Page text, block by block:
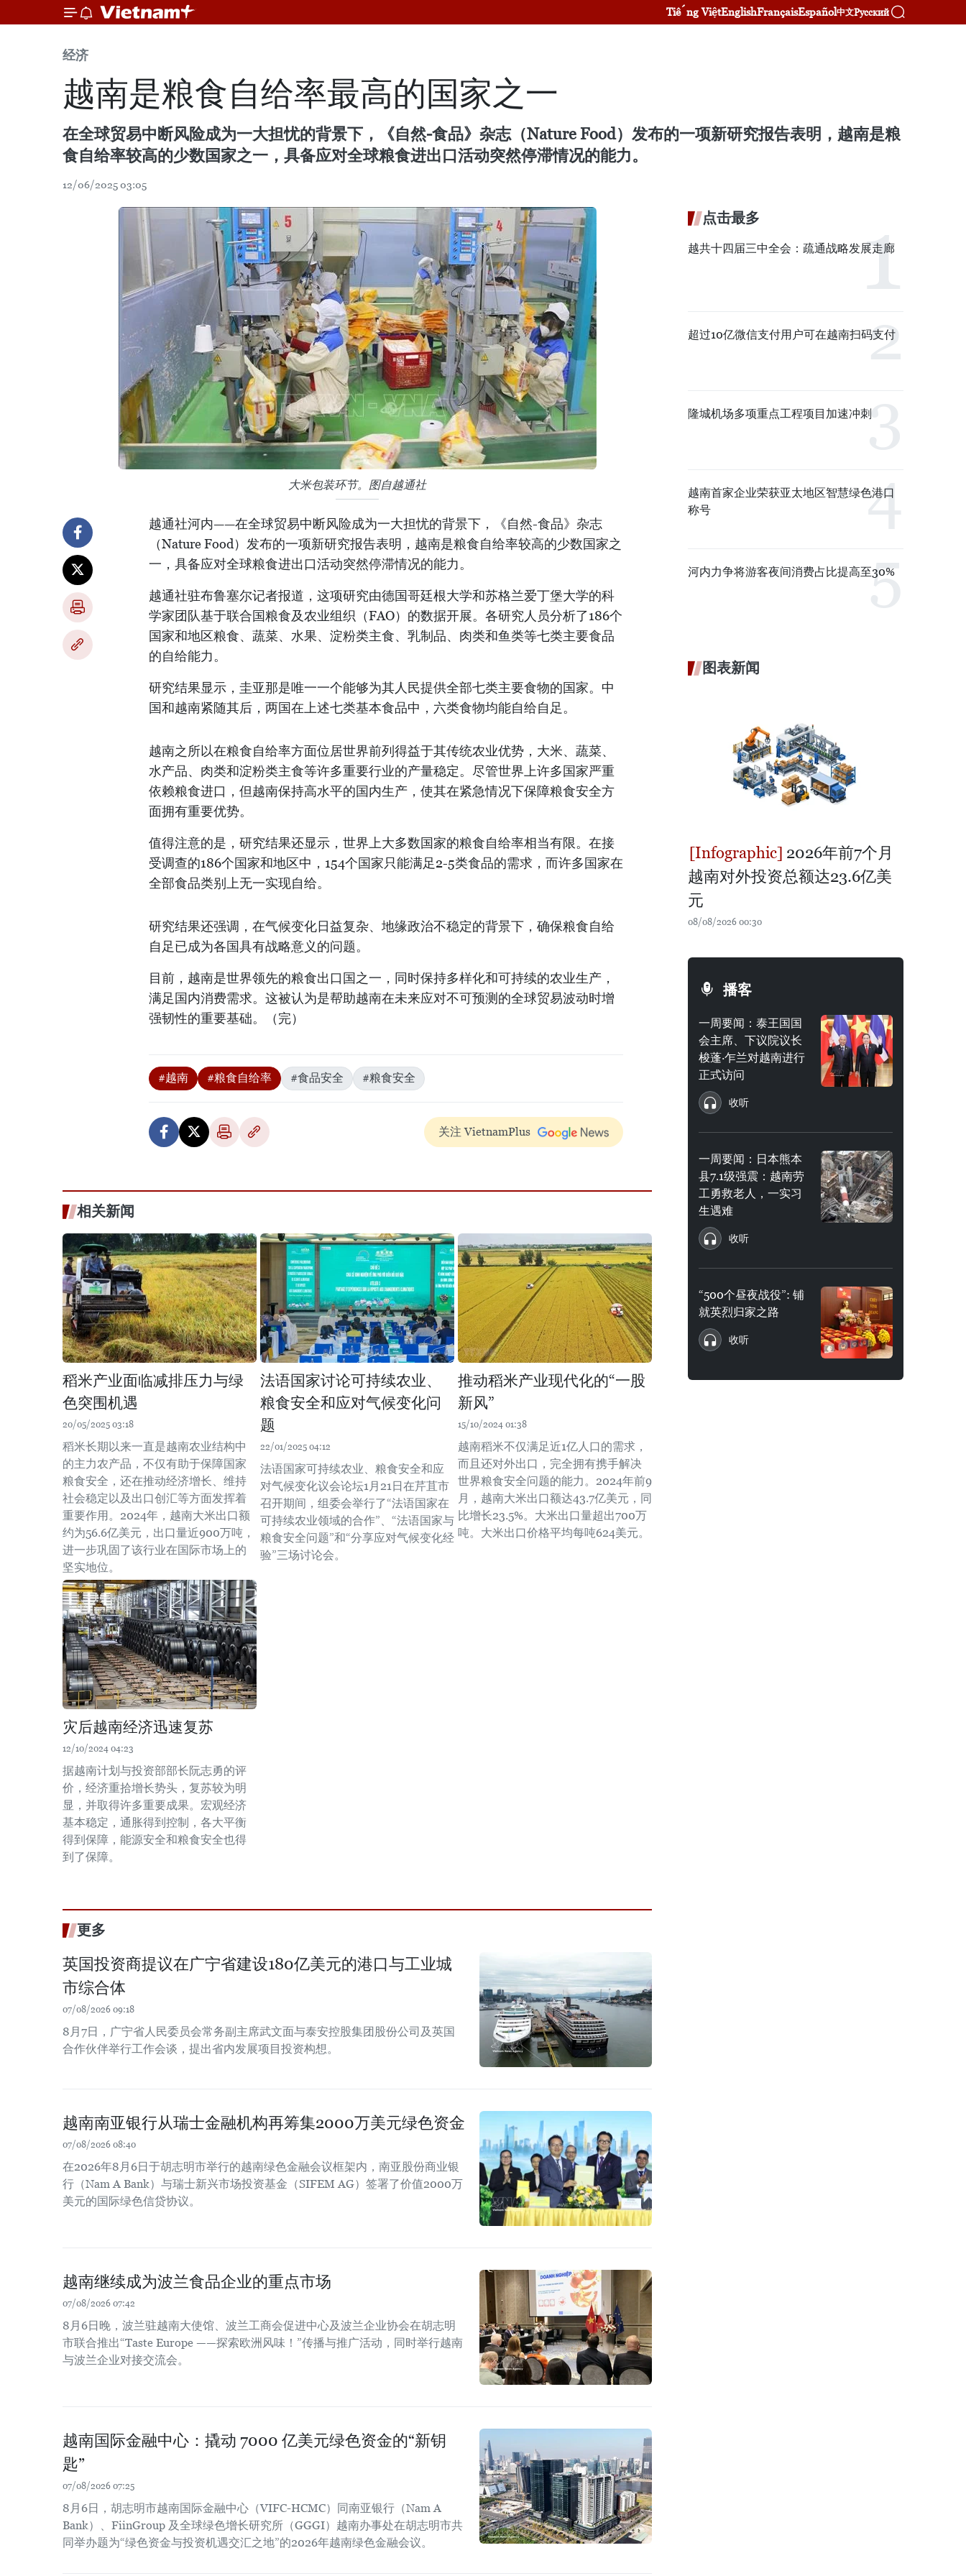
Tiếng ViệtEnglishFrançaisEspañol中文Русский
经济
越南是粮食自给率最高的国家之一
在全球贸易中断风险成为一大担忧的背景下，《自然-食品》杂志（Nature Food）发布的一项新研究报告表明，越南是粮
食自给率较高的少数国家之一，具备应对全球粮食进出口活动突然停滞情况的能力。
12/06/2025 03:05
大米包装环节。图自越通社
越通社河内——在全球贸易中断风险成为一大担忧的背景下，《自然-食品》杂志
（Nature Food）发布的一项新研究报告表明，越南是粮食自给率较高的少数国家之
一，具备应对全球粮食进出口活动突然停滞情况的能力。
越通社驻布鲁塞尔记者报道，这项研究由德国哥廷根大学和苏格兰爱丁堡大学的科
学家团队基于联合国粮食及农业组织（FAO）的数据开展。各研究人员分析了186个
国家和地区粮食、蔬菜、水果、淀粉类主食、乳制品、肉类和鱼类等七类主要食品
的自给能力。
研究结果显示，圭亚那是唯一一个能够为其人民提供全部七类主要食物的国家。中
国和越南紧随其后，两国在上述七类基本食品中，六类食物均能自给自足。
越南之所以在粮食自给率方面位居世界前列得益于其传统农业优势，大米、蔬菜、
水产品、肉类和淀粉类主食等许多重要行业的产量稳定。尽管世界上许多国家严重
依赖粮食进口，但越南保持高水平的国内生产，使其在紧急情况下保障粮食安全方
面拥有重要优势。
值得注意的是，研究结果还显示，世界上大多数国家的粮食自给率相当有限。在接
受调查的186个国家和地区中，154个国家只能满足2-5类食品的需求，而许多国家在
全部食品类别上无一实现自给。
研究结果还强调，在气候变化日益复杂、地缘政治不稳定的背景下，确保粮食自给
自足已成为各国具有战略意义的问题。
目前，越南是世界领先的粮食出口国之一，同时保持多样化和可持续的农业生产，
满足国内消费需求。这被认为是帮助越南在未来应对不可预测的全球贸易波动时增
强韧性的重要基础。（完）
#越南 #粮食自给率 #食品安全 #粮食安全
关注 VietnamPlus
相关新闻
稻米产业面临减排压力与绿
色突围机遇
20/05/2025 03:18
稻米长期以来一直是越南农业结构中
的主力农产品，不仅有助于保障国家
粮食安全，还在推动经济增长、维持
社会稳定以及出口创汇等方面发挥着
重要作用。2024年，越南大米出口额
约为56.6亿美元，出口量近900万吨，
进一步巩固了该行业在国际市场上的
坚实地位。
法语国家讨论可持续农业、
粮食安全和应对气候变化问
题
22/01/2025 04:12
法语国家可持续农业、粮食安全和应
对气候变化议会论坛1月21日在芹苴市
召开期间，组委会举行了“法语国家在
可持续农业领域的合作”、“法语国家与
粮食安全问题”和“分享应对气候变化经
验”三场讨论会。
推动稻米产业现代化的“一股
新风”
15/10/2024 01:38
越南稻米不仅满足近1亿人口的需求，
而且还对外出口，完全拥有携手解决
世界粮食安全问题的能力。2024年前9
月，越南大米出口额达43.7亿美元，同
比增长23.5%。大米出口量超出700万
吨。大米出口价格平均每吨624美元。
灾后越南经济迅速复苏
12/10/2024 04:23
据越南计划与投资部部长阮志勇的评
价，经济重拾增长势头，复苏较为明
显，并取得许多重要成果。宏观经济
基本稳定，通胀得到控制，各大平衡
得到保障，能源安全和粮食安全也得
到了保障。
更多
英国投资商提议在广宁省建设180亿美元的港口与工业城
市综合体
07/08/2026 09:18
8月7日，广宁省人民委员会常务副主席武文面与泰安控股集团股份公司及英国
合作伙伴举行工作会谈，提出省内发展项目投资构想。
越南南亚银行从瑞士金融机构再筹集2000万美元绿色资金
07/08/2026 08:40
在2026年8月6日于胡志明市举行的越南绿色金融会议框架内，南亚股份商业银
行（Nam A Bank）与瑞士新兴市场投资基金（SIFEM AG）签署了价值2000万
美元的国际绿色信贷协议。
越南继续成为波兰食品企业的重点市场
07/08/2026 07:42
8月6日晚，波兰驻越南大使馆、波兰工商会促进中心及波兰企业协会在胡志明
市联合推出“Taste Europe ——探索欧洲风味！”传播与推广活动，同时举行越南
与波兰企业对接交流会。
越南国际金融中心：撬动 7000 亿美元绿色资金的“新钥
匙”
07/08/2026 07:25
8月6日，胡志明市越南国际金融中心（VIFC-HCMC）同南亚银行（Nam A
Bank）、FiinGroup 及全球绿色增长研究所（GGGI）越南办事处在胡志明市共
同举办题为“绿色资金与投资机遇交汇之地”的2026年越南绿色金融会议。
点击最多
越共十四届三中全会：疏通战略发展走廊
超过10亿微信支付用户可在越南扫码支付
隆城机场多项重点工程项目加速冲刺
越南首家企业荣获亚太地区智慧绿色港口
称号
河内力争将游客夜间消费占比提高至30%
图表新闻
2026年前7个月
越南对外投资总额达23.6亿美
元
08/08/2026 00:30
播客
一周要闻：泰王国国
会主席、下议院议长
梭蓬·乍兰对越南进行
正式访问
收听
一周要闻：日本熊本
县7.1级强震：越南劳
工勇救老人，一实习
生遇难
收听
“500个昼夜战役”: 铺
就英烈归家之路
收听